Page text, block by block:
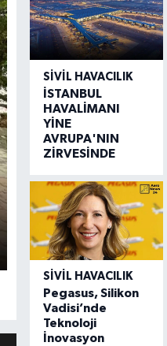
SIVIL HAVACILIK
İSTANBUL
HAVALİMANI
YİNE
AVRUPA'NIN
ZİRVESİNDE
SIVIL HAVACILIK
Pegasus, Silikon
Vadisi’nde
Teknoloji
İnovasyon